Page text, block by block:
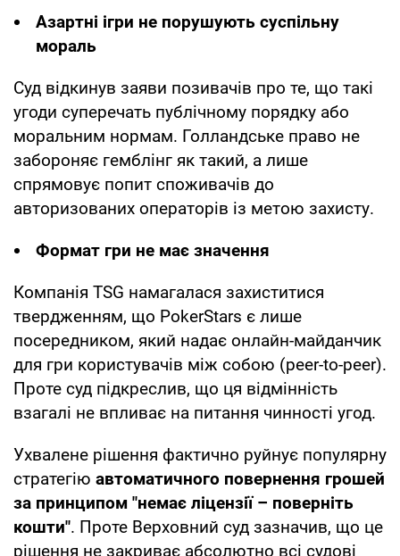
Азартні ігри не порушують суспільну
мораль
Суд відкинув заяви позивачів про те, що такі
угоди суперечать публічному порядку або
моральним нормам. Голландське право не
забороняє гемблінг як такий, а лише
спрямовує попит споживачів до
авторизованих операторів із метою захисту.
Формат гри не має значення
Компанія TSG намагалася захиститися
твердженням, що PokerStars є лише
посередником, який надає онлайн-майданчик
для гри користувачів між собою (рeer-to-peer).
Проте суд підкреслив, що ця відмінність
взагалі не впливає на питання чинності угод.
Ухвалене рішення фактично руйнує популярну
стратегію автоматичного повернення грошей
за принципом "немає ліцензії – поверніть
кошти". Проте Верховний суд зазначив, що це
рішення не закриває абсолютно всі судові